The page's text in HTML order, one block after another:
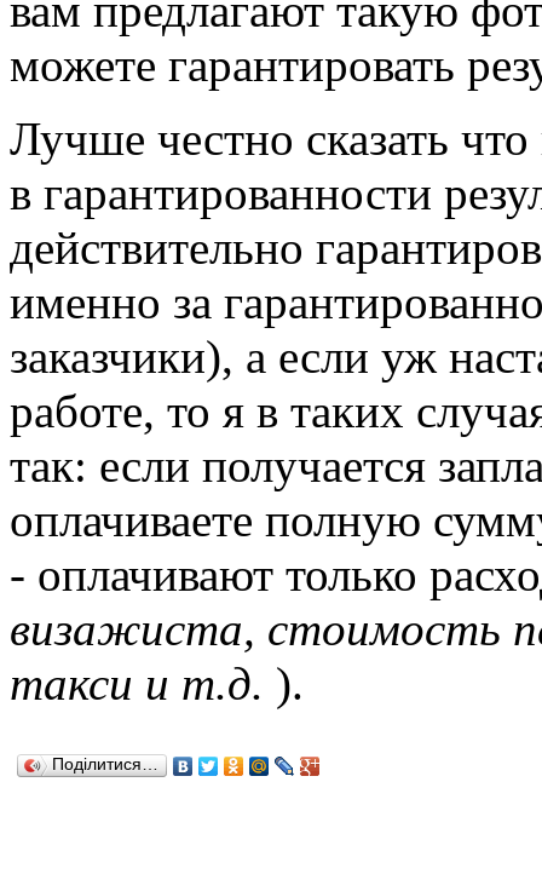
можете гарантировать
Лучше честно сказать
в гарантированности
действительно
именно за
заказчики), а если уж
работе, то я в таких
так: если получается
оплачиваете полную
- оплачивают только
визажиста, стоимость
такси и т.д. ).
Поділитися…